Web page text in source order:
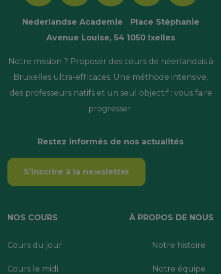
Nederlandse Academie Place Stéphanie
Avenue Louise, 54 1050 Ixelles
Notre mission ? Proposer des cours de néerlandais à
Bruxelles ultra-efficaces. Une méthode intensive,
des professeurs natifs et un seul objectif : vous faire
progresser.
Restez informés de nos actualités
S'inscrire à la newsletter
NOS COURS
Cours du jour
Cours le midi
À PROPOS DE NOUS
Notre histoire
Notre équipe